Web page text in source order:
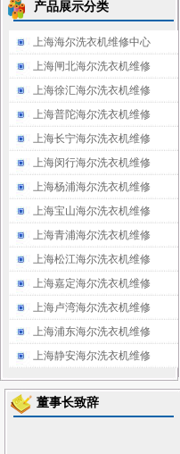
产品展示分类
上海海尔洗衣机维修中心
上海闸北海尔洗衣机维修
上海徐汇海尔洗衣机维修
上海普陀海尔洗衣机维修
上海长宁海尔洗衣机维修
上海闵行海尔洗衣机维修
上海杨浦海尔洗衣机维修
上海宝山海尔洗衣机维修
上海青浦海尔洗衣机维修
上海松江海尔洗衣机维修
上海嘉定海尔洗衣机维修
上海卢湾海尔洗衣机维修
上海浦东海尔洗衣机维修
上海静安海尔洗衣机维修
董事长致辞